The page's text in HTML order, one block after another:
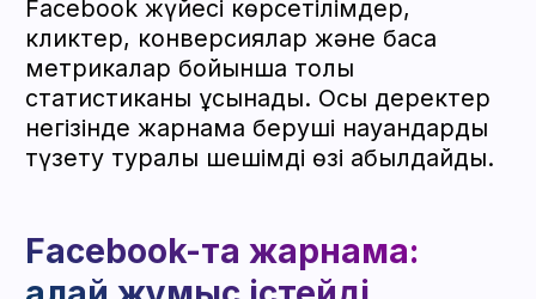
Кәдімгі Facebook жарнама аккаунты
тесттер мен кіші науқандар үшін
жарайды, бірақ жылдам шектеулерге
тап болады. Lux Accs беретін Facebook
агенттік аккаунты жарнаманы
шектеусіз кеңейтуге мүмкіндік береді,
несие желісімен жұмыс істейді және
жоғары сенімділік деңгейіне ие.
Аккаунт алу